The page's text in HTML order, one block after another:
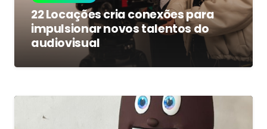
22 Locações cria conexões para
impulsionar novos talentos do
audiovisual